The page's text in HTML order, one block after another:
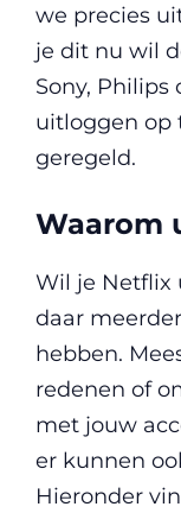
we precies
je dit nu wil
Sony,
uitloggen op
geregeld.
Waarom
Wil je Netflix
daar
hebben.
redenen of
met jouw
er kunnen
Hieronder